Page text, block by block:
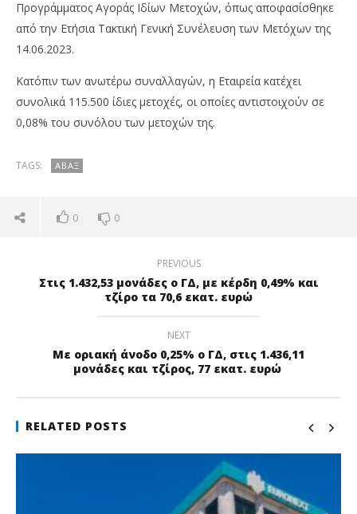
NOW VIEWING
ΑΒΑΞ: Αγορά ιδίων μετοχών
22/08/2024
room
Προγράμματος Αγοράς Ιδίων Μετοχών, όπως αποφασίσθηκε
από την Ετήσια Τακτική Γενική Συνέλευση των Μετόχων της
14.06.2023.
Κατόπιν των ανωτέρω συναλλαγών, η Εταιρεία κατέχει
συνολικά 115.500 ίδιες μετοχές, οι οποίες αντιστοιχούν σε
0,08% του συνόλου των μετοχών της.
TAGS: ΆΒΑΞ
0 0
PREVIOUS
Στις 1.432,53 μονάδες ο ΓΔ, με κέρδη 0,49% και
τζίρο τα 70,6 εκατ. ευρώ
NEXT
Με οριακή άνοδο 0,25% ο ΓΔ, στις 1.436,11
μονάδες και τζίρος, 77 εκατ. ευρώ
RELATED POSTS